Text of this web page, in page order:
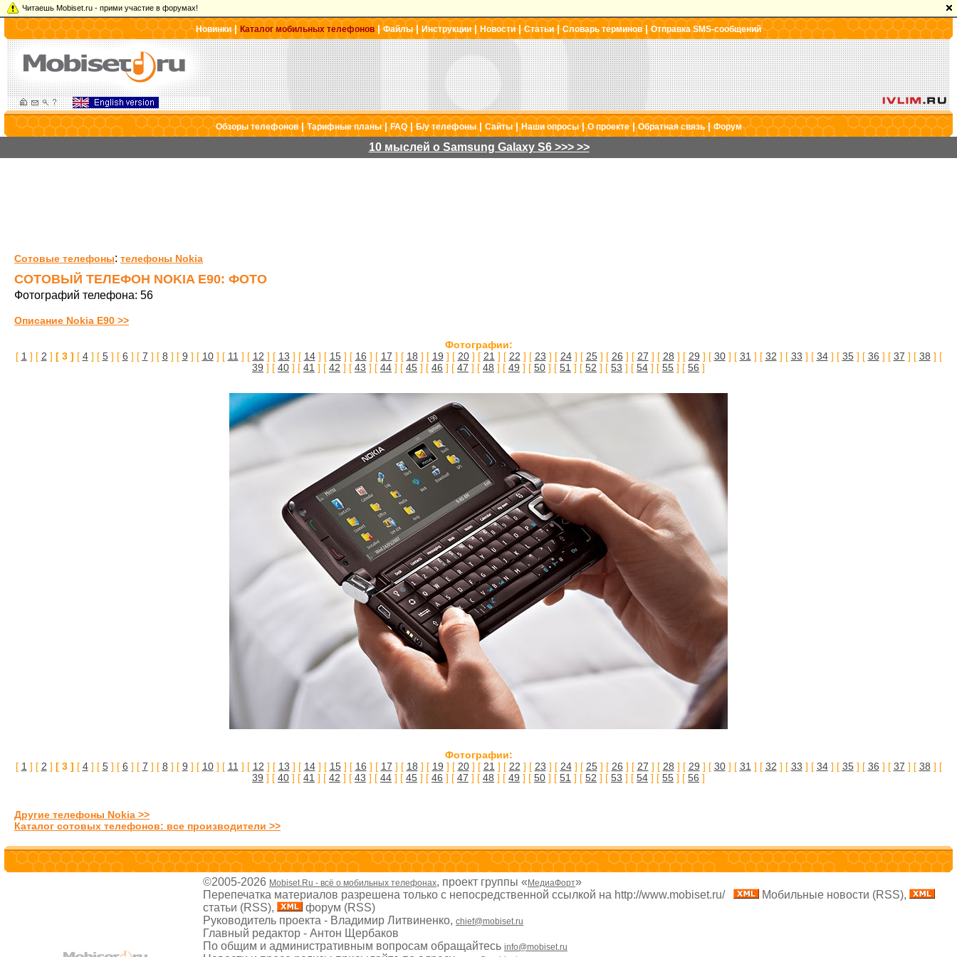
Читаешь Mobiset.ru - прими участие в форумах!
Новинки|Каталог мобильных телефонов|Файлы|Инструкции| Новости|Статьи|Словарь терминов|Отправка SMS-сообщений
Обзоры телефонов|Тарифные планы|FAQ|Б/у телефоны| Сайты|Наши опросы|О проекте|Обратная связь|Форум
10 мыслей о Samsung Galaxy S6 >>> >>
Сотовые телефоны: телефоны Nokia
СОТОВЫЙ ТЕЛЕФОН NOKIA E90: ФОТО
Фотографий телефона: 56
Описание Nokia E90 >>
Фотографии:
[ 1 ] [ 2 ] [ 3 ] [ 4] [ 5] [ 6 ] [ 7 ] [ 8 ] [ 9 ] [ 10] [ 11 ] [ 12 ] [ 13 ] [ 14] [ 15] [ 16 ] [ 17 ] [ 18 ] [ 19 ] [ 20] [ 21 ] [ 22 ] [ 23 ] [ 24] [ 25] [ 26 ] [ 27 ] [ 28 ] [ 29 ] [ 30] [ 31 ] [ 32 ] [ 33 ] [ 34] [ 35] [ 36 ] [ 37 ] [ 38 ] [
39 ] [ 40 ] [ 41 ] [ 42 ] [ 43 ] [ 44 ] [ 45 ] [ 46 ] [ 47 ] [ 48 ] [ 49 ] [ 50 ] [ 51 ] [ 52 ] [ 53 ] [ 54 ] [ 55 ] [ 56 ]
Фотографии:
[ 1 ] [ 2 ] [ 3 ] [ 4] [ 5] [ 6 ] [ 7 ] [ 8 ] [ 9 ] [ 10] [ 11 ] [ 12 ] [ 13 ] [ 14] [ 15] [ 16 ] [ 17 ] [ 18 ] [ 19 ] [ 20] [ 21 ] [ 22 ] [ 23 ] [ 24] [ 25] [ 26 ] [ 27 ] [ 28 ] [ 29 ] [ 30] [ 31 ] [ 32 ] [ 33 ] [ 34] [ 35] [ 36 ] [ 37 ] [ 38 ] [
39 ] [ 40 ] [ 41 ] [ 42 ] [ 43 ] [ 44 ] [ 45 ] [ 46 ] [ 47 ] [ 48 ] [ 49 ] [ 50 ] [ 51 ] [ 52 ] [ 53 ] [ 54 ] [ 55 ] [ 56 ]
Другие телефоны Nokia >>
Каталог сотовых телефонов: все производители >>
©2005-2026 Mobiset.Ru - всё о мобильных телефонах, проект группы « МедиаФорт»
Перепечатка материалов разрешена только с непосредственной ссылкой на http://www.mobiset.ru/
Мобильные новости (RSS),
статьи (RSS),
форум (RSS)
Руководитель проекта - Владимир Литвиненко, chief@mobiset.ru
Главный редактор - Антон Щербаков
По общим и административным вопросам обращайтесь info@mobiset.ru